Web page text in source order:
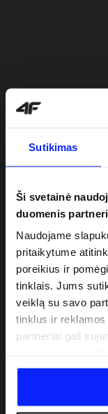
Sutikimas
Ši svetainė
duomenis
Naudojame
pritaikytume
poreikius ir
tinklais. Jums
veiklą su savo
tinklus ir
partneriai gali
duomenimis,
paslaugomis.
Jūsų asmeninę